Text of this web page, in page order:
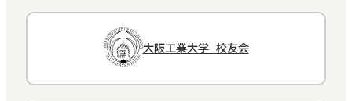
大阪工業大学 校友会